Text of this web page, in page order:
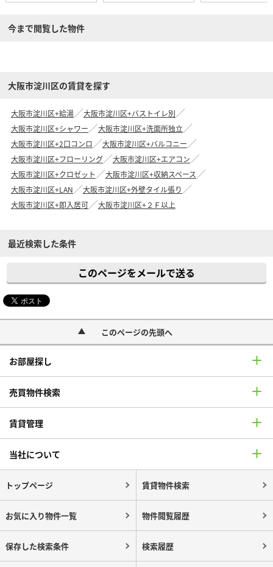
今まで閲覧した物件
大阪市淀川区の賃貸を探す
大阪市淀川区+給湯
大阪市淀川区+バストイレ別
大阪市淀川区+シャワー
大阪市淀川区+洗面所独立
大阪市淀川区+2口コンロ
大阪市淀川区+バルコニー
大阪市淀川区+フローリング
大阪市淀川区+エアコン
大阪市淀川区+クロゼット
大阪市淀川区+収納スペース
大阪市淀川区+LAN
大阪市淀川区+外壁タイル張り
大阪市淀川区+即入居可
大阪市淀川区+２Ｆ以上
最近検索した条件
このページをメールで送る
このページの先頭へ
お部屋探し
売買物件検索
賃貸管理
当社について
トップページ 賃貸物件検索
お気に入り物件一覧 物件閲覧履歴
保存した検索条件 検索履歴